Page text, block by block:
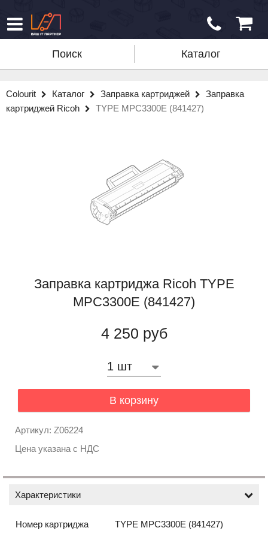
Поиск Каталог
Colourit Каталог Заправка картриджей
Заправка
картриджей Ricoh
TYPE MPC3300E (841427)
Заправка картриджа Ricoh TYPE
MPC3300E (841427)
4 250 руб
В корзину
Артикул: Z06224
Цена указана с НДС
Характеристики
Номер картриджа
TYPE MPC3300E (841427)